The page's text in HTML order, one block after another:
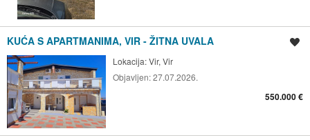
KUĆA S APARTMANIMA, VIR - ŽITNA UVALA
Lokacija:Vir, Vir
Objavljen:27.07.2026.
550.000 €